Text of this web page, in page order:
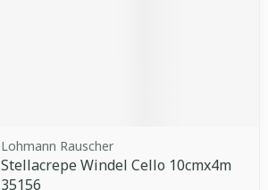
Lohmann Rauscher
Stellacrepe Windel Cello 10cmx4m
35156